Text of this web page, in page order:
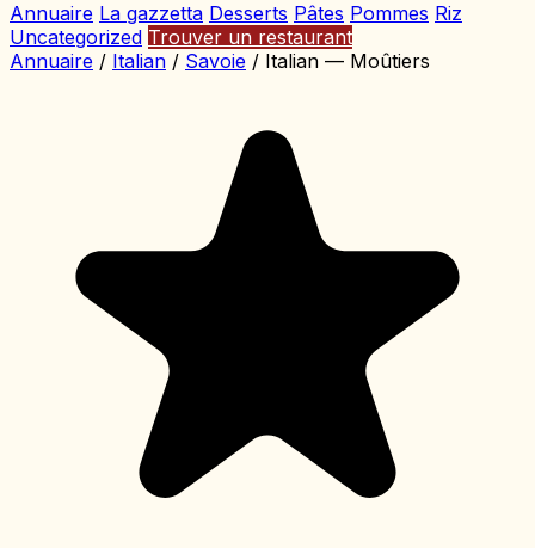
Annuaire La gazzetta Desserts Pâtes Pommes Riz
Uncategorized Trouver un restaurant
Annuaire / Italian / Savoie / Italian — Moûtiers